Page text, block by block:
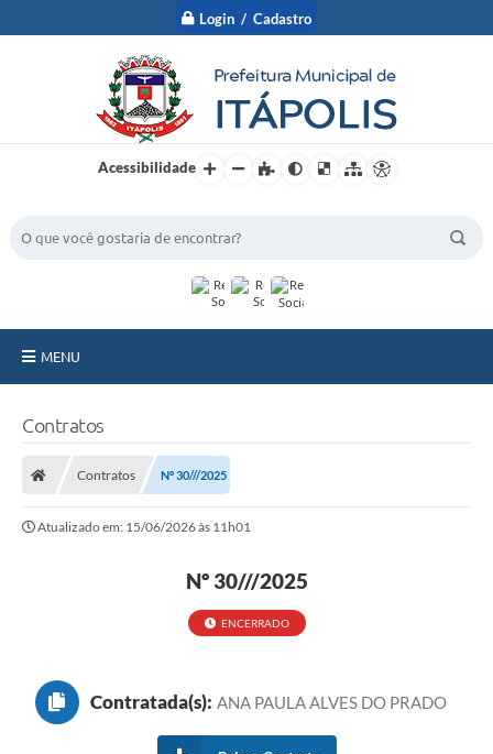
Login / Cadastro
Acessibilidade
MENU
Serviços Online
Editais
Contratos
Contratos Nº 30///2025
Atualizado em: 15/06/2026 às 11h01
Nº 30///2025
ENCERRADO
Contratada(s): ANA PAULA ALVES DO PRADO